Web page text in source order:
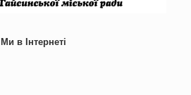
Ми в Інтернеті